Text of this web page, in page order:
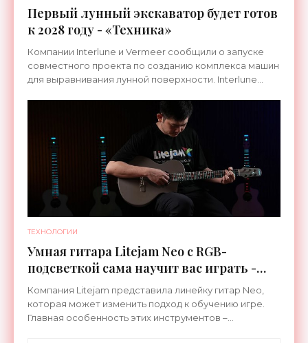
Первый лунный экскаватор будет готов
к 2028 году - «Техника»
Компании Interlune и Vermeer сообщили о запуске
совместного проекта по созданию комплекса машин
для выравнивания лунной поверхности. Interlune
ТЕХНОЛОГИИ
Умная гитара Litejam Neo с RGB-
подсветкой сама научит вас играть -
«Гаджеты»
Компания Litejam представила линейку гитар Neo,
которая может изменить подход к обучению игре.
Главная особенность этих инструментов –